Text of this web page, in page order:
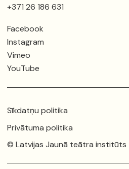
+371 26 186 631
Facebook
Instagram
Vimeo
YouTube
Sīkdatņu politika
Privātuma politika
© Latvijas Jaunā teātra institūts